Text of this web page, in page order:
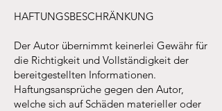
HAFTUNGSBESCHRÄNKUNG
Der Autor übernimmt keinerlei Gewähr für
die Richtigkeit und Vollständigkeit der
bereitgestellten Informationen.
Haftungsansprüche gegen den Autor,
welche sich auf Schäden materieller oder